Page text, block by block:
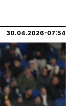
30.04.2026-07:54